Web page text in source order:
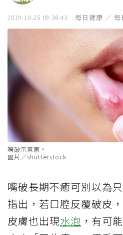
2019-10-25 09:36:43 每日健康 ／
嘴破示意圖。
圖片／shutterstock
嘴破長期不癒可別以為
指出，若口腔反覆破皮
皮膚也出現水泡 ，有可